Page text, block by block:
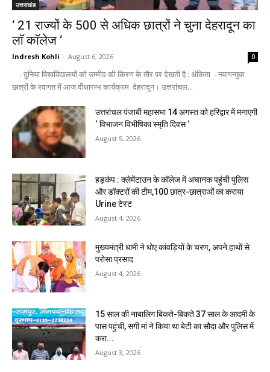
उत्तराखंड
‘ 21 राज्यों के 500 से अधिक छात्रों ने चुना देहरादून का
लाॅ काॅलेज ‘
Indresh Kohli - August 6, 2026 0
- दुनिया विश्वविद्यालयों को उम्मीद की किरण के तौर पर देखती है : अंकिता - नवागन्तुक
छात्रों के स्वागत में आज दीक्षारम्भ कार्यक्रम देहरादून। उत्तरांचल...
उत्तरांचल पंजाबी महासभा 14 अगस्त को हरिद्वार में मनाएगी
‘ विभाजन विभीषिका स्मृति दिवस ‘
August 5, 2026
हड़कंप : क्लेमेंटाउन के कॉलेज में अचानक पहुंची पुलिस
और डॉक्टरों की टीम,100 छात्र-छात्राओं का कराया
Urine टेस्ट
August 4, 2026
मुख्यमंत्री धामी ने धोए कांवड़ियों के चरण, अपने हाथों से
परोसा प्रसाद
August 4, 2026
15 साल की नाबालिग बिकते-बिकते 37 साल के आदमी के
पास पहुंची, सगी मां ने किया था बेटी का सौदा और पुलिस में
करा...
August 3, 2026